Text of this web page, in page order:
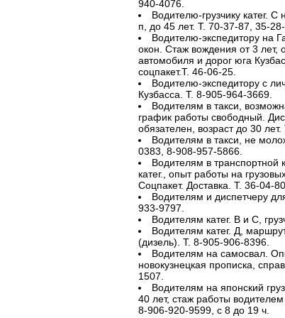
940-4076.
Водителю-грузчику катег.
п, до 45 лет. Т. 70-37-87, 35-28-
Водителю-экспедитору на
окон. Стаж вождения от 3 лет,
автомобиля и дорог юга
соцпакет.Т. 46-06-25.
Водителю-экспедитору с
Кузбасса. Т. 8-905-964-3669.
Водителям в такси,
график работы свободный.
обязателен, возраст до 30
Водителям в такси, не
0383, 8-908-957-5866.
Водителям в транспортной
катег., опыт работы на
Соцпакет. Доставка. Т. 36-04-
Водителям и диспетчеру
933-9797.
Водителям катег. В и С,
Водителям катег. Д,
(дизель). Т. 8-905-906-8396.
Водителям на самосвал.
новокузнецкая прописка,
1507.
Водителям на японский
40 лет, стаж работы
8-906-920-9599, с 8 до 19 ч.